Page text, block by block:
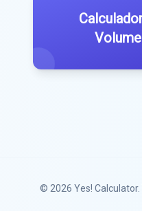
© 2026 Yes! Calculator.